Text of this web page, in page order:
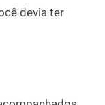
devia ter